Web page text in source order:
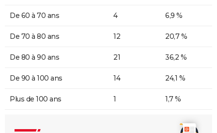
De 60 à 70 ans 4 6,9 %
De 70 à 80 ans 12 20,7 %
De 80 à 90 ans 21 36,2 %
De 90 à 100 ans 14 24,1 %
Plus de 100 ans 1 1,7 %